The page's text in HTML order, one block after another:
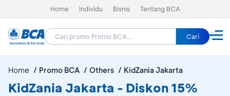
Home Individu Bisnis Tentang BCA
Cari
Home Promo BCA Others KidZania Jakarta
KidZania Jakarta - Diskon 15%